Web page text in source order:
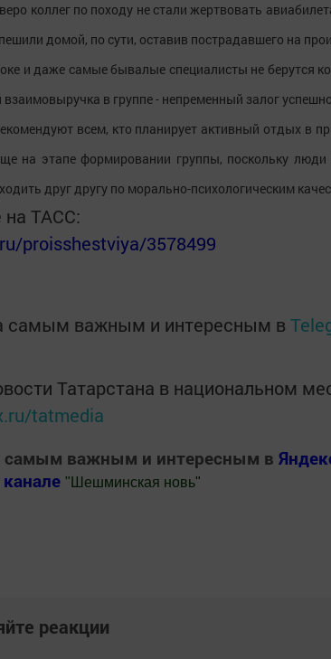
коллег по походу не стали жертвовать
домой, по сути, оставив пострадавшего на
и даже самые бывалые специалисты не берутся
взаимовыручка в группе - непременный залог
всем, кто планирует активный отдых в
на этапе формировании группы, поскольку
друг другу по морально-психологическим
на ТАСС:
proisshestviya/3578499
самым важным и интересным в
Татарстана в национальном
tatmedia
самым важным и интересным в
" Шешминская новь"
реакции